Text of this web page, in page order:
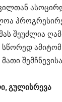
შეუძლია
გულისრევა